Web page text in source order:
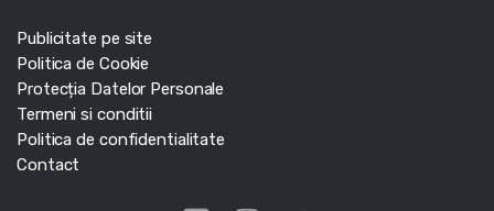
Publicitate pe site
Politica de Cookie
Protecția Datelor Personale
Termeni si conditii
Politica de confidentialitate
Contact